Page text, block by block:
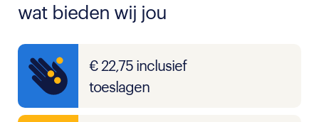
wat bieden wij jou
€ 22,75 inclusief
toeslagen